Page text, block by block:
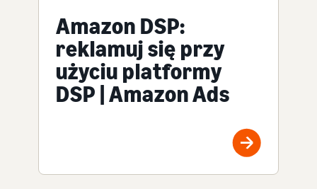
Amazon DSP:
reklamuj się przy
użyciu platformy
DSP | Amazon Ads